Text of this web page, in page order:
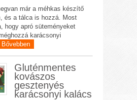
már a méhkas készítő
és a tálca is hozzá. Most
hogy apró süteményeket
karácsonyi
Bővebben
Gluténmentes
kovászos
gesztenyés
karácsonyi kalács